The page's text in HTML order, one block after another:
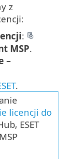
z
:
MSP.
–
.
licencji do
ESET